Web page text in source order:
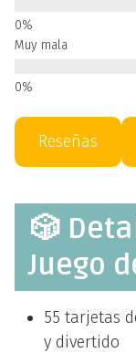
Muy mala
Reseñas
🎲
Juego
55 tarjetas
y divertido